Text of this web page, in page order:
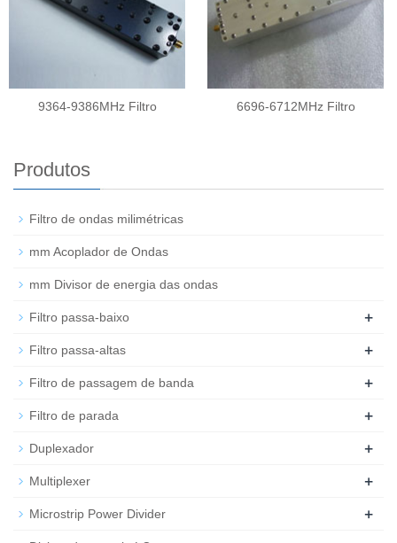
9364-9386MHz Filtro 6696-6712MHz Filtro
Produtos
Filtro de ondas milimétricas
mm Acoplador de Ondas
mm Divisor de energia das ondas
Filtro passa-baixo +
Filtro passa-altas +
Filtro de passagem de banda +
Filtro de parada +
Duplexador +
Multiplexer +
Microstrip Power Divider +